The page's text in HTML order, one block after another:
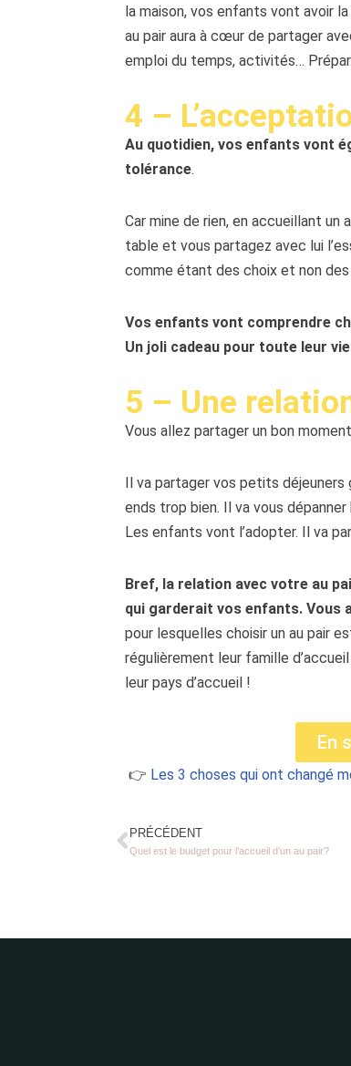
la maison, vos enfants vont avoir
au pair aura à cœur de partager
emploi du temps, activités…
4 –
Au quotidien, vos enfants vont
tolérance.
Car mine de rien, en accueillant un
table et vous partagez avec lui
comme étant des choix et non
Vos enfants vont comprendre
Un joli cadeau pour toute leur
5 – Une
Vous allez partager un bon
Il va partager vos petits
ends trop bien. Il va vous
Les enfants vont l’adopter. Il va
Bref, la relation avec votre au
qui garderait vos enfants. Vous
pour lesquelles choisir un au pair
régulièrement leur famille
leur pays d’accueil !
En
👉 Les 3 choses qui ont changé
PRÉCÉDENT
Quel est le budget pour l’accueil d’un au pair?